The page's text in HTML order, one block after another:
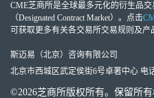
CME芝商所是全球最多元化的衍生品
（Designated Contract Market）。点击
可获取更多有关各交易所交易规则及产
斯迈易（北京）咨询有限公司
北京市西城区武定侯街6号卓著中心 电
©2026芝商所版权所有。保留所有